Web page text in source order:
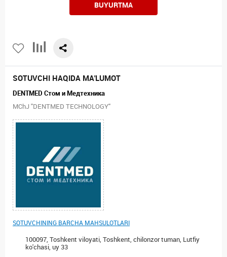
BUYURTMA
SOTUVCHI HAQIDA MA'LUMOT
DENTMED Стом и Медтехника
MChJ "DENTMED TECHNOLOGY"
SOTUVCHINING BARCHA MAHSULOTLARI
100097, Toshkent viloyati, Toshkent, chilonzor tuman, Lutfiy
ko'chasi, uy 33